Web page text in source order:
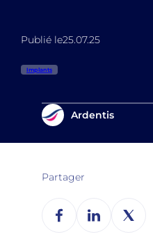
Publié le25.07.25
Implants
Ardentis
Partager